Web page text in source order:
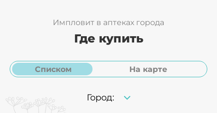
Импловит в аптеках города
Где купить
Списком На карте
Город: